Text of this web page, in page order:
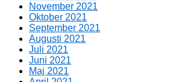
November 2021
Oktober 2021
September 2021
Augusti 2021
Juli 2021
Juni 2021
Maj 2021